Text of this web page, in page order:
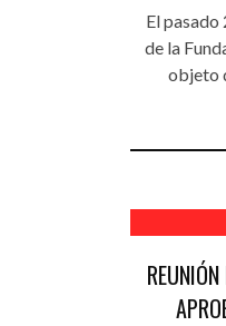
El pasado
de la
objeto